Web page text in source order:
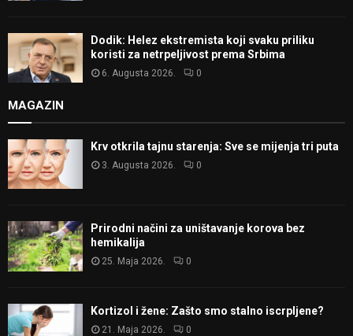
Dodik: Helez ekstremista koji svaku priliku
koristi za netrpeljivost prema Srbima
6. Augusta 2026. 0
MAGAZIN
Krv otkrila tajnu starenja: Sve se mijenja tri puta
3. Augusta 2026. 0
Prirodni načini za uništavanje korova bez
hemikalija
25. Maja 2026. 0
Kortizol i žene: Zašto smo stalno iscrpljene?
21. Maja 2026. 0